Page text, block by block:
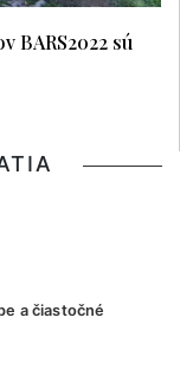
BARS2022 sú
a čiastočné